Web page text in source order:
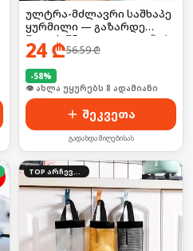
ულტრა-მძლავრი საშხაპე
ყურმილი — გაზარდე
წყლის წნევა 300%-ით! 🚀💧
24₾56.59₾
-58%
🛒 ბოლო 24სთ-ში იყიდა 11-მა
შეკვეთა
გადახდა მიღებისას
TOP არჩევანი